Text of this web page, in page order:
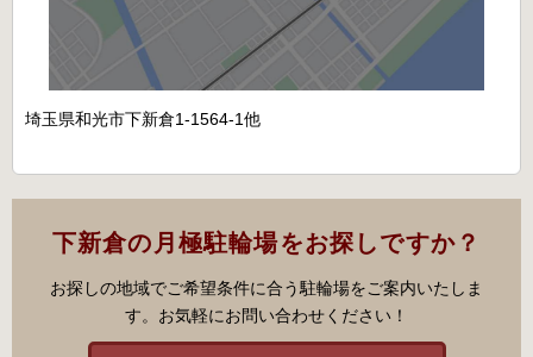
埼玉県和光市下新倉1-1564-1他
下新倉の月極駐輪場をお探しですか？
お探しの地域でご希望条件に合う駐輪場をご案内いたしま
す。お気軽にお問い合わせください！